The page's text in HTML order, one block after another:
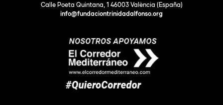
Calle Poeta Quintana, 1 46003 València (España)
info@fundaciontrinidadalfonso.org